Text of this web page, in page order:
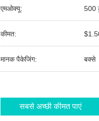
एमओक्यू: 500
कीमत:
मानक पैकेजिंग: बक्से
सबसे अच्छी कीमत पाएं